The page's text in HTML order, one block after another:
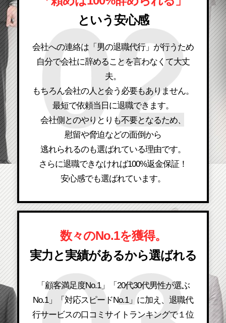
という安心感
会社への連絡は「男の退職代行」が行うため
自分で会社に辞めることを言わなくて大丈
夫。
もちろん会社の人と会う必要もありません。
最短で依頼当日に退職できます。
会社側とのやりとりも不要となるため、
慰留や脅迫などの面倒から
逃れられるのも選ばれている理由です。
さらに退職できなければ100%返金保証！
安心感でも選ばれています。
数々のNo.1を獲得。
実力と実績があるから選ばれる
「顧客満足度No.1」「20代30代男性が選ぶ
No.1」「対応スピードNo.1」に加え、退職代
行サービスの口コミサイトランキングで１位